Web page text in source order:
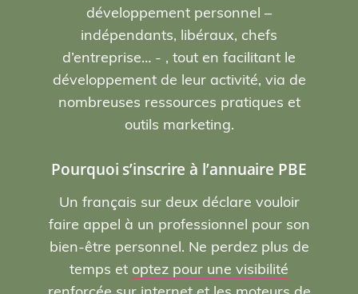
développement personnel –
indépendants, libéraux, chefs
d’entreprise… - , tout en facilitant le
développement de leur activité, via de
nombreuses ressources pratiques et
outils marketing.
Pourquoi s’inscrire à l’annuaire PBE
Un français sur deux déclare vouloir
faire appel à un professionnel pour son
bien-être personnel. Ne perdez plus de
temps et optez pour une visibilité